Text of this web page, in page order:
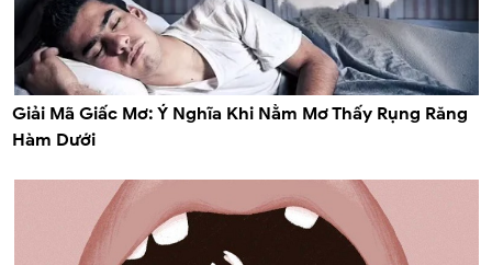
Giải Mã Giấc Mơ: Ý Nghĩa Khi Nằm Mơ Thấy Rụng Răng
Hàm Dưới